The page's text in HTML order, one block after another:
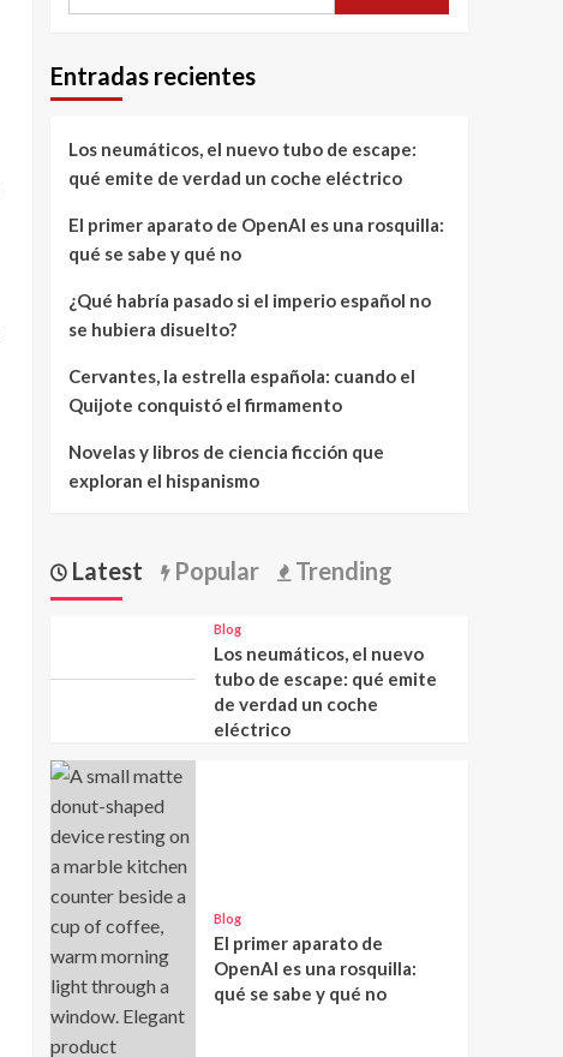
Entradas recientes
Los neumáticos, el nuevo tubo de escape:
qué emite de verdad un coche eléctrico
El primer aparato de OpenAI es una rosquilla:
qué se sabe y qué no
¿Qué habría pasado si el imperio español no
se hubiera disuelto?
Cervantes, la estrella española: cuando el
Quijote conquistó el firmamento
Novelas y libros de ciencia ficción que
exploran el hispanismo
Latest Popular Trending
Blog
Los neumáticos, el nuevo
tubo de escape: qué emite
de verdad un coche
eléctrico
Blog
El primer aparato de
OpenAI es una rosquilla:
qué se sabe y qué no